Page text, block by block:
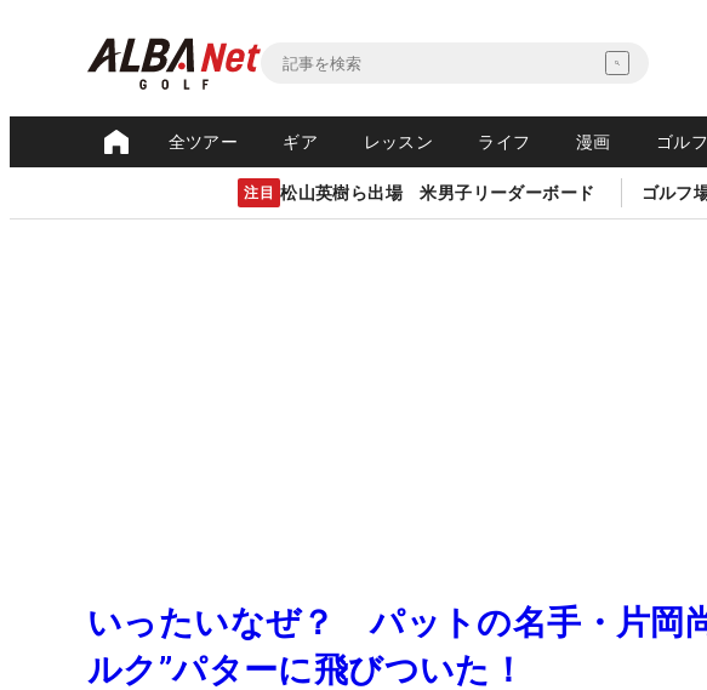
全ツアー ギア レッスン ライフ 漫画 ゴル
注目 松山英樹ら出場 米男子リーダーボード ゴルフ
いったいなぜ？ パットの名手・片岡
ルク”パターに飛びついた！